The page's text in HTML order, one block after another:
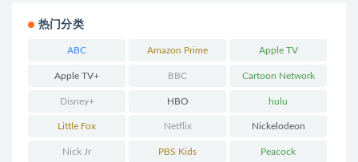
热门分类
ABC Amazon Prime Apple TV
Apple TV+ BBC Cartoon Network
Disney+ HBO hulu
Little Fox Netflix Nickelodeon
Nick Jr PBS Kids Peacock